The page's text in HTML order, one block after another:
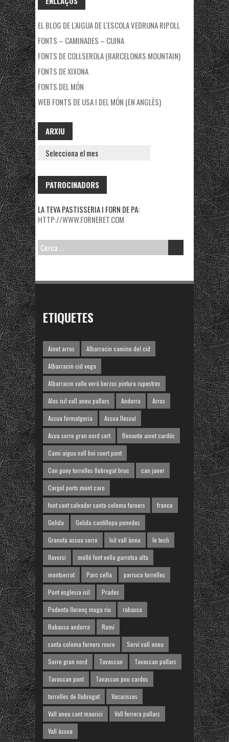
EL BLOG DE L'AIGUA DE L'ESCOLA VEDRUNA RIPOLL
FONTS – CAMINADES – CUINA
FONTS DE COLLSEROLA (BARCELONA'S MOUNTAIN)
FONTS DE XIXONA
FONTS DEL MÓN
WEB FONTS DE USA I DEL MÓN (EN ANGLÈS)
ARXIU
ARXIU
PATROCINADORS
LA TEVA PASTISSERIA I FORN DE PA:
HTTP://WWW.FORNERET.COM
CERCA:
ETIQUETES
Ainet arros
Albarracin camino del cid
Albarracin cid vega
Albarracin valle verá berzos pintura rupestres
Alos isil vall aneu pallars
Andorra
Arros
Assua formatgeria
Assua llessuí
Asua sorre gran nord sort
Benante ainet cardós
Cami aigua vall boi suert pont
Can guey torrelles llobregat bruc
can janer
Cargol ports mont caro
font sant salvador santa coloma farners
france
Gelida
Gelida cantillepa penedes
Granota assua sorre
Isil vall àneu
le tech
llavorsi
molló font vella garrotxa alta
montserrat
Parc cella
parruca torrelles
Pont esglesia isil
Prades
Pudenta llorenç muga riu
rabassa
Rabassa andorra
Romí
santa coloma farners roure
Serví vall aneu
Sorre gran nord
Tavascan
Tavascan pallars
Tavascan pont
Tavascan pou cardos
torrelles de llobregat
Vacarisses
Vall aneu sant maurici
Vall ferrera pallars
Vall àssua